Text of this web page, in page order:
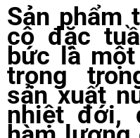
Sản phẩm
cô đặc
bức là
trọng
sản xuất
nhiệt đới,